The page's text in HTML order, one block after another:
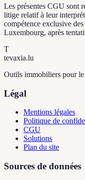
Les présentes CGU sont
litige relatif à leur
compétence exclusive
Luxembourg, après
T
tevaxia.lu
Outils immobiliers pour
Légal
Mentions légales
Politique de
CGU
Solutions
Plan du site
Sources de données